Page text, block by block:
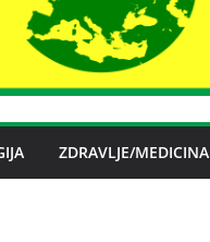
ZDRAVLJE/MEDICINA